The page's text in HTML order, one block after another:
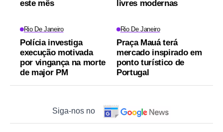
este mês livres modernas
Rio De Janeiro
Polícia investiga
execução motivada
por vingança na morte
de major PM
Rio De Janeiro
Praça Mauá terá
mercado inspirado em
ponto turístico de
Portugal
Siga-nos no